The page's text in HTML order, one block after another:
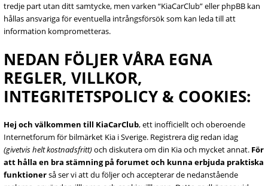
tredje part utan ditt samtycke, men varken “KiaCarClub” eller phpBB kan
hållas ansvariga för eventuella intrångsförsök som kan leda till att
information komprometteras.
NEDAN FÖLJER VÅRA EGNA
REGLER, VILLKOR,
INTEGRITETSPOLICY & COOKIES:
Hej och välkommen till KiaCarClub, ett inofficiellt och oberoende
Internetforum för bilmärket Kia i Sverige. Registrera dig redan idag
(givetvis helt kostnadsfritt)och diskutera om din Kia och mycket annat. För
att hålla en bra stämning på forumet och kunna erbjuda praktiska
funktionerså ser vi att du följer och accepterar de nedanstående